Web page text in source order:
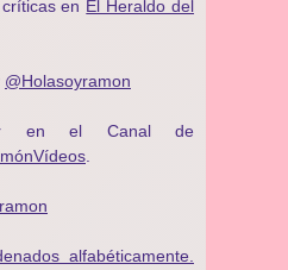
en El Heraldo del
@Holasoyramon
en el Canal de
alfabéticamente.